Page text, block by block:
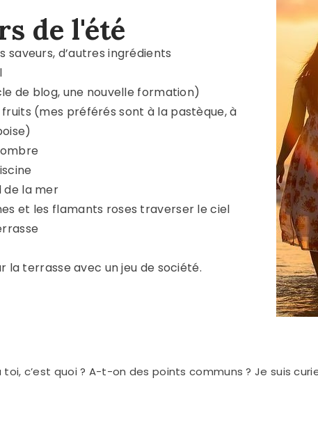
de l'été
saveurs, d’autres ingrédients
de blog, une nouvelle formation)
(mes préférés sont à la pastèque, à
de la mer
et les flamants roses traverser le ciel
la terrasse avec un jeu de société.
c’est quoi ? A-t-on des points communs ? Je suis